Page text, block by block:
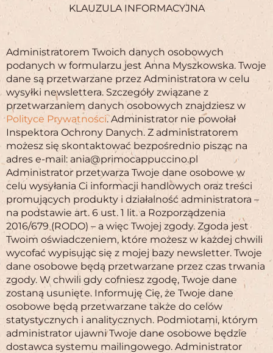
KLAUZULA INFORMACYJNA
Administratorem Twoich danych osobowych
podanych w formularzu jest Anna Myszkowska. Twoje
dane są przetwarzane przez Administratora w celu
wysyłki newslettera. Szczegóły związane z
przetwarzaniem danych osobowych znajdziesz w
Polityce Prywatności. Administrator nie powołał
Inspektora Ochrony Danych. Z administratorem
możesz się skontaktować bezpośrednio pisząc na
adres e-mail: ania@primocappuccino.pl
Administrator przetwarza Twoje dane osobowe w
celu wysyłania Ci informacji handlowych oraz treści
promujących produkty i działalność administratora –
na podstawie art. 6 ust. 1 lit. a Rozporządzenia
2016/679 (RODO) – a więc Twojej zgody. Zgoda jest
Twoim oświadczeniem, które możesz w każdej chwili
wycofać wypisując się z mojej bazy newsletter. Twoje
dane osobowe będą przetwarzane przez czas trwania
zgody. W chwili gdy cofniesz zgodę, Twoje dane
zostaną usunięte. Informuję Cię, że Twoje dane
osobowe będą przetwarzane także do celów
statystycznych i analitycznych. Podmiotami, którym
administrator ujawni Twoje dane osobowe będzie
dostawca systemu mailingowego. Administrator